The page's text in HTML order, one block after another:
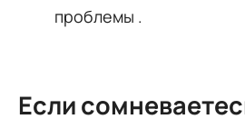
проблемы .
Если